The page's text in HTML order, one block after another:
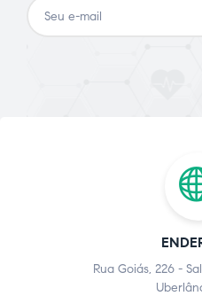
Rua Goiás, 226 -